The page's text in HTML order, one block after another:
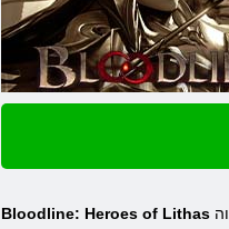
Bloodline: Heroes of Lithas